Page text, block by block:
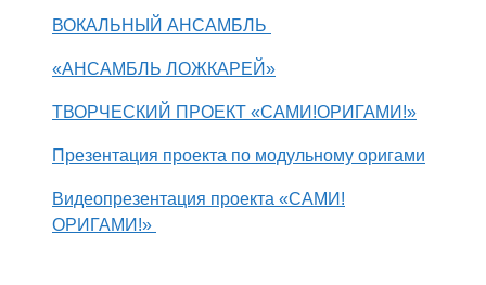
ВОКАЛЬНЫЙ АНСАМБЛЬ
«АНСАМБЛЬ ЛОЖКАРЕЙ»
ТВОРЧЕСКИЙ ПРОЕКТ «САМИ!ОРИГАМИ!»
Презентация проекта по модульному оригами
Видеопрезентация проекта «САМИ!
ОРИГАМИ!»